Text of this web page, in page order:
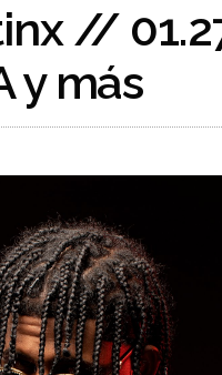
//
y más